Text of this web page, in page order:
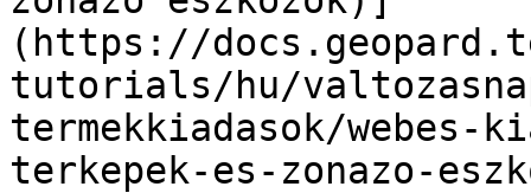
(https://
tutorials/hu/
termekkiadasok/
terkepek-es-zonazo-